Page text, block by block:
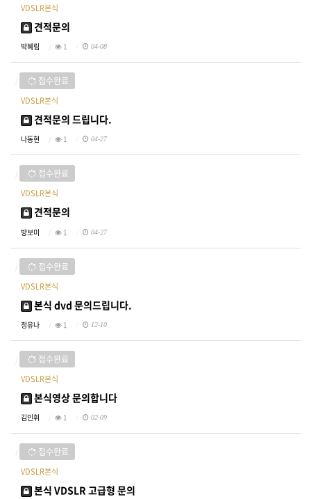
VDSLR본식
견적문의
박혜림 1 04-08
접수완료
VDSLR본식
견적문의 드립니다.
나동현 1 04-27
접수완료
VDSLR본식
견적문의
방보미 1 04-27
접수완료
VDSLR본식
본식 dvd 문의드립니다.
정유나 1 12-10
접수완료
VDSLR본식
본식영상 문의합니다
김인휘 1 02-09
접수완료
VDSLR본식
본식 VDSLR 고급형 문의